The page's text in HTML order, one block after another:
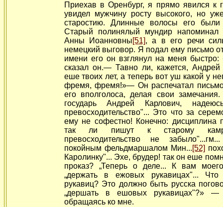
Приехав в Оренбург, я прямо явился к
увидел мужчину росту высокого, но
старостию. Длинные волосы его
Старый полинялый мундир напоминал
Анны Иоанновны[51], а в его речи
немецкий выговор. Я подал ему письмо
имени его он взглянул на меня
сказал он.— Тавно ли, кажется,
еше твоих лет, а теперь вот уш какой у
фремя, фремя!»— Он распечатал письмо
его вполголоса, делая свои
государь Андрей Карлович,
превосходительство"... Это что за
ему не софестно! Конечно: дисциплина
так ли пишут к старому
превосходительство не
покойным фельдмаршалом Мин...[52]
Каролинку"... Эхе, брудер! так он еше
проказ? „Теперь о деле... К вам
„держать в ежовых рукавицах"...
рукавиц? Это должно быть русска
„дершать в ешовых рукавицах"?» —
обращаясь ко мне.